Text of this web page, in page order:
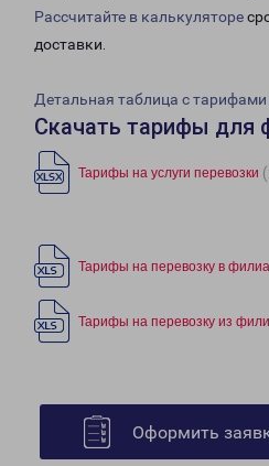
Рассчитайте в калькуляторе
доставки.
Детальная таблица с
Скачать тарифы для
Тарифы на услуги перевозки
Тарифы на перевозку в
Тарифы на перевозку из
Оформить